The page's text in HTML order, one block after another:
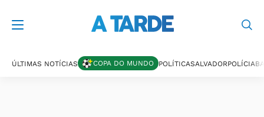
ÚLTIMAS NOTÍCIAS COPA DO MUNDO POLÍTICASALVADORPOLÍCIA